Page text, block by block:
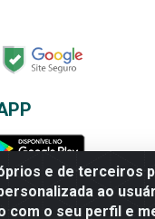
e de terceiros
ao
com o seu perfil e
Brasil - Avenida